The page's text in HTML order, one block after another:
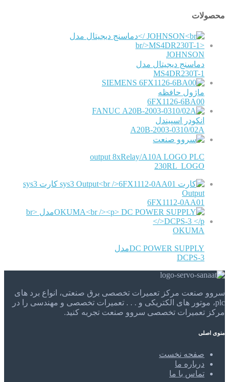
محصولات
JOHNSON
دماسنج دیجیتال مدل
MS4DR230T-1
SIEMENS
ماژول حافظه
6FX1126-6BA00
FANUC
انکودر اسپیندل
A20B-2003-0310/02A
output 8xRelay/A10A LOGO PLC
230RL LOGO
کارت sys3
Output
6FX1112-0AA01
OKUMA
DC POWER SUPPLYمدل
DCPS-3
سروو صنعت مرکز تعمیرات تخصصی برق صنعتی، انواع برد های
plc، موتور های الکتریکی و . . . تعمیرات تخصصی و مهندسی را در
مرکز تعمیرات تخصصی سروو صنعت تجربه کنید.
منوی اصلی
صفحه نخست
درباره ما
تماس با ما